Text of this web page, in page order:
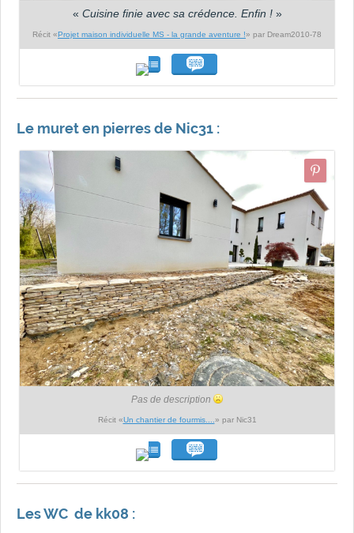
« Cuisine finie avec sa crédence. Enfin !»
Récit «Projet maison individuelle MS - la grande aventure !» par Dream2010-78
Le muret en pierres de Nic31 :
Pas de description
Récit «Un chantier de fourmis.... » par Nic31
Les WC de kk08 :